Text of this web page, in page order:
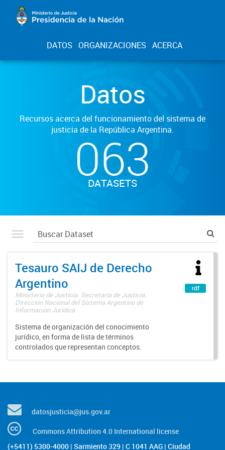
DATOS ORGANIZACIONES ACERCA
Datos
Recursos acerca del funcionamiento del sistema de
justicia de la República Argentina.
063
DATASETS
Tesauro SAIJ de Derecho
Argentino
Ministerio de Justicia. Secretaría de Justicia.
Dirección Nacional del Sistema Argentino de
Información Jurídica
Sistema de organización del conocimiento
jurídico, en forma de lista de términos
controlados que representan conceptos.
rdf
datosjusticia@jus.gov.ar
Commons Attribution 4.0 International license
(+5411) 5300-4000 | Sarmiento 329 | C 1041 AAG | Ciudad